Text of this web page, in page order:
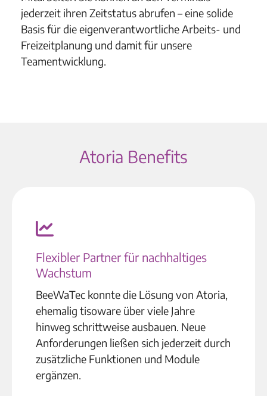
jederzeit ihren Zeitstatus abrufen – eine solide
Basis für die eigenverantwortliche Arbeits- und
Freizeitplanung und damit für unsere
Teamentwicklung.
Atoria Benefits
Flexibler Partner für nachhaltiges
Wachstum
BeeWaTec konnte die Lösung von Atoria,
ehemalig tisoware über viele Jahre
hinweg schrittweise ausbauen. Neue
Anforderungen ließen sich jederzeit durch
zusätzliche Funktionen und Module
ergänzen.